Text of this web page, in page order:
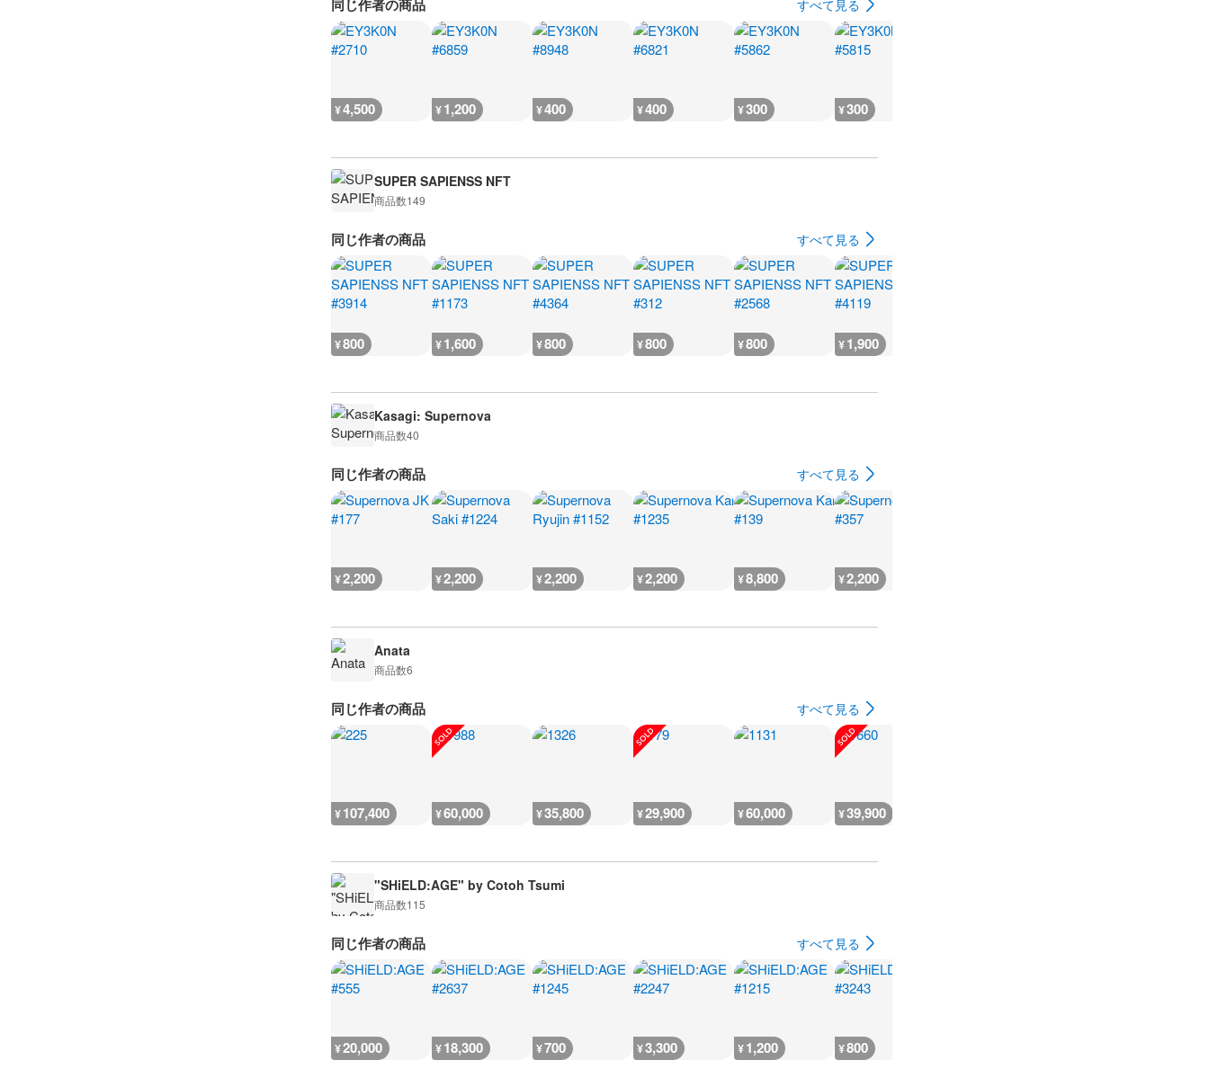
同じ作者の商品 すべて見る
¥4,500 ¥1,200 ¥400 ¥400 ¥300 ¥300
SUPER SAPIENSS NFT
商品数149
同じ作者の商品 すべて見る
¥800 ¥1,600 ¥800 ¥800 ¥800 ¥1,900
Kasagi: Supernova
商品数40
同じ作者の商品 すべて見る
¥2,200 ¥2,200 ¥2,200 ¥2,200 ¥8,800 ¥2,200
Anata
商品数6
同じ作者の商品 すべて見る
¥107,400 ¥60,000 ¥35,800 ¥29,900 ¥60,000 ¥39,900
"SHiELD:AGE" by Cotoh Tsumi
商品数115
同じ作者の商品 すべて見る
¥20,000 ¥18,300 ¥700 ¥3,300 ¥1,200 ¥800